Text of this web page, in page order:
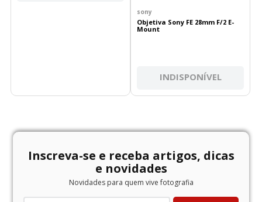
sony
Objetiva Sony FE 28mm F/2 E-
Mount
INDISPONÍVEL
Inscreva-se e receba artigos, dicas
e novidades
Novidades para quem vive fotografia